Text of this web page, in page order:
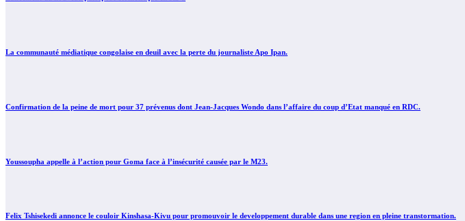
La communauté médiatique congolaise en deuil avec la perte du journaliste Apo Ipan.
Confirmation de la peine de mort pour 37 prévenus dont Jean-Jacques Wondo dans l’affaire du coup d’Etat manqué en RDC.
Youssoupha appelle à l’action pour Goma face à l’insécurité causée par le M23.
Felix Tshisekedi annonce le couloir Kinshasa-Kivu pour promouvoir le developpement durable dans une region en pleine transtormation.